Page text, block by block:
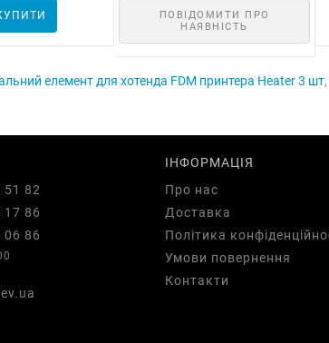
ПОВІДОМИТИ ПРО
НАЯВНІСТЬ
елемент для хотенда FDM принтера Heater 3 шт,
51 82
17 86
06 86
ІНФОРМАЦІЯ
Про нас
Доставка
Політика
Умови повернення
Контакти